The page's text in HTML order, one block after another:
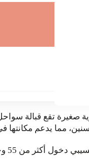
صغيرة تقع قبالة
مما يدعم مكانتها
على تأشيرة عند الوصول، أو استخدام تصريح سفر إلكتروني.